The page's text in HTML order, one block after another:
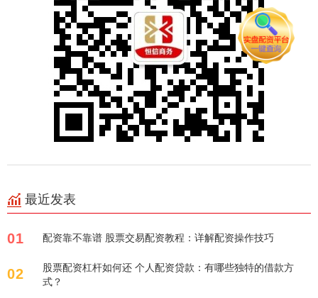
最近发表
01 配资靠不靠谱 股票交易配资教程：详解配资操作技巧
02
股票配资杠杆如何还 个人配资贷款：有哪些独特的借款方
式？